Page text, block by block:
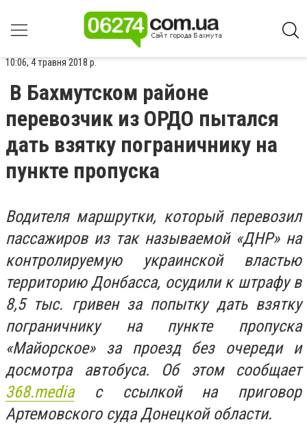
10:06, 4 травня 2018 р.
В Бахмутском районе
перевозчик из ОРДО пытался
дать взятку пограничнику на
пункте пропуска
Водителя маршрутки, который перевозил
пассажиров из так называемой «ДНР» на
контролируемую украинской властью
территорию Донбасса, осудили к штрафу в
8,5 тыс. гривен за попытку дать взятку
пограничнику на пункте пропуска
«Майорское» за проезд без очереди и
досмотра автобуса. Об этом сообщает
368.mediaс ссылкой на приговор
Артемовского суда Донецкой области.